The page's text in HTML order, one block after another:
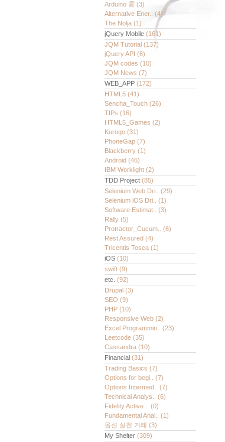
Arduino 雲 (3)
Alternative Ener.. (4)
The Nolja (1)
jQuery Mobile (161)
JQM Tutorial (137)
jQuery API (6)
JQM codes (10)
JQM News (7)
WEB_APP (172)
HTML5 (41)
Sencha_Touch (26)
TIPs (16)
HTML5_Games (2)
Kurogo (31)
PhoneGap (7)
Blackberry (1)
Android (46)
IBM Worklight (2)
TDD Project (85)
Selenium Web Dri.. (29)
Selenium iOS Dri.. (1)
Software Estimat.. (3)
Rally (5)
Protractor_Cucum.. (6)
Rest Assured (4)
Tricentis Tosca (1)
iOS (10)
swift (9)
etc. (92)
Drupal (3)
SEO (9)
PHP (10)
Responsive Web (2)
Excel Programmin.. (23)
Leetcode (35)
Cassandra (10)
Financial (31)
Trading Basics (7)
Options for begi.. (7)
Options Intermed.. (7)
Technical Analys.. (6)
Fidelity Active .. (0)
Fundamental Anal.. (1)
옵션 실전 거래 (3)
My Shelter (309)